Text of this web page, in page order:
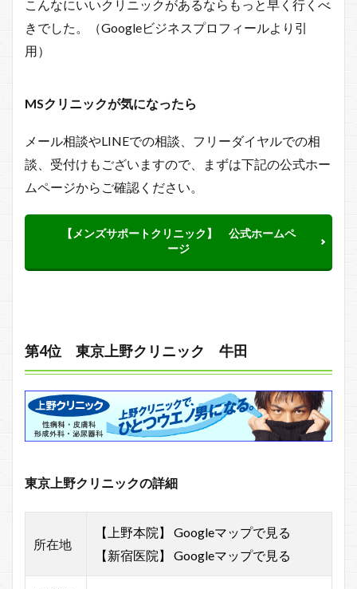
こんなにいいクリニックがあるならもっと早く行くべ
きでした。（Googleビジネスプロフィールより引
用）
MSクリニックが気になったら
メール相談やLINEでの相談、フリーダイヤルでの相
談、受付けもございますので、まずは下記の公式ホー
ムページからご確認ください。
【メンズサポートクリニック】 公式ホームペ
ージ
第4位 東京上野クリニック 牛田
東京上野クリニックの詳細
所在地
【上野本院】 Googleマップで見る
【新宿医院】 Googleマップで見る